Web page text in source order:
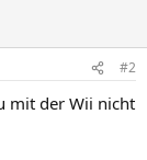
#2
mit der Wii nicht